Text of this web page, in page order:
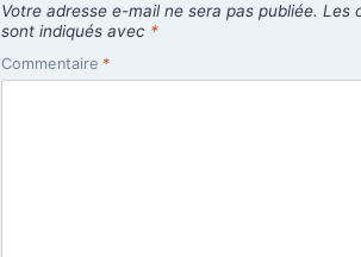
Votre adresse e-mail ne sera pas publiée. Les
sont indiqués avec *
Commentaire *